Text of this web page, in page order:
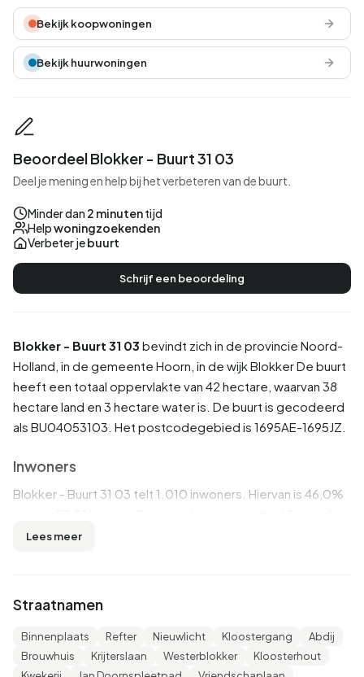
Blokker - Buurt 31 03 bevindt zich in de provincie Noord-
Holland , in de gemeente Hoorn , in de wijkBlokkerDe buurt
heeft een totaal oppervlakte van 42 hectare, waarvan 38
hectare land en 3 hectare water is. De buurt is gecodeerd
als BU04053103. Het postcodegebied is 1695AE-1695JZ.
Inwoners
Blokker - Buurt 31 03 telt 1.010 inwoners. Hiervan is 46,0%
ouder (32,7%). De overige leeftijden zijn 22,8% voor '45
6,4% is verweduwd. 845 inwoners komen uit Nederland,
70 komen uit Europa en 100 komen uit landen buiten
Europa.
Lees meer
Straatnamen
Binnenplaats Refter Nieuwlicht Kloostergang
Abdij
Brouwhuis
Krijterslaan Westerblokker
Kloosterhout
Bekijk koopwoningen
Bekijk huurwoningen
Beoordeel Blokker - Buurt 31 03
Deel je mening en help bij het verbeteren van de buurt.
Minder dan 2 minutentijd
Helpwoningzoekenden
Verbeter jebuurt
Schrijf een beoordeling